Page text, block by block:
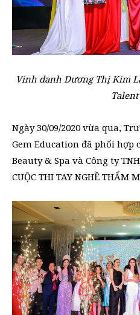
Vinh danh Dương Thị Kim
Talent
Ngày 30/09/2020 vừa qua,
Gem Education đã phối hợp
Beauty & Spa và Công ty
CUỘC THI TAY NGHỀ THẨM